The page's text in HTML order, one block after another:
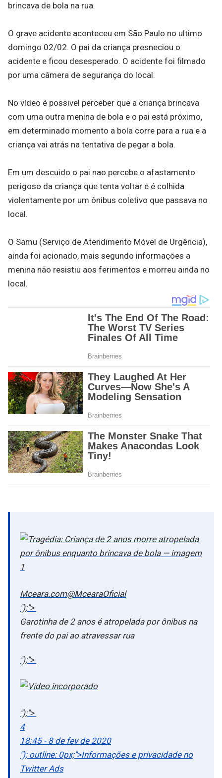
brincava de bola na rua.
O grave acidente aconteceu em São Paulo no ultimo
domingo 02/02. O pai da criança presneciou o
acidente e ficou desesperado. O acidente foi filmado
por uma câmera de segurança do local.
No vídeo é possivel perceber que a criança brincava
com uma outra menina de bola e o pai está próximo,
em determinado momento a bola corre para a rua e a
criança vai atrás na tentativa de pegar a bola.
Em um descuido o pai nao percebe o afastamento
perigoso da criança que tenta voltar e é colhida
violentamente por um ônibus coletivo que passava no
local.
O Samu (Serviço de Atendimento Móvel de Urgência),
ainda foi acionado, mais segundo informações a
menina não resistiu aos ferimentos e morreu ainda no
local.
Mceara.com@McearaOficial
");">
Garotinha de 2 anos é atropelada por ônibus na
frente do pai ao atravessar rua
");">
");">
4
18:45 - 8 de fev de 2020
"); outline: 0px;">Informações e privacidade no
Twitter Ads